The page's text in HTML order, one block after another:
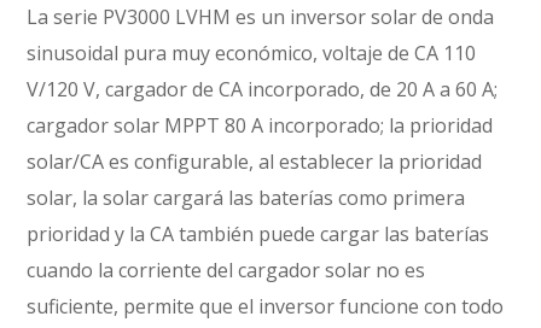
La serie PV3000 LVHM es un inversor solar de onda
sinusoidal pura muy económico, voltaje de CA 110
V/120 V, cargador de CA incorporado, de 20 A a 60 A;
cargador solar MPPT 80 A incorporado; la prioridad
solar/CA es configurable, al establecer la prioridad
solar, la solar cargará las baterías como primera
prioridad y la CA también puede cargar las baterías
cuando la corriente del cargador solar no es
suficiente, permite que el inversor funcione con todo